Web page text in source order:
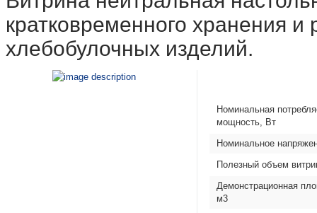
кратковременного хранения
хлебобулочных изделий.
Номинальная
мощность, Вт
Номинальное
Полезный объем
Демонстрационная
м3